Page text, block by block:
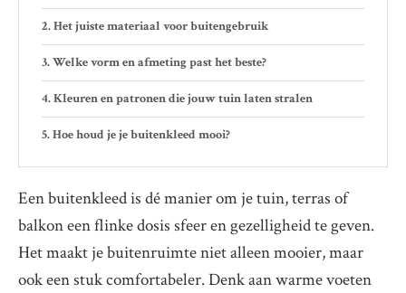
Het juiste materiaal voor buitengebruik
Welke vorm en afmeting past het beste?
Kleuren en patronen die jouw tuin laten stralen
Hoe houd je je buitenkleed mooi?
Een buitenkleed is dé manier om je tuin, terras of
balkon een flinke dosis sfeer en gezelligheid te geven.
Het maakt je buitenruimte niet alleen mooier, maar
ook een stuk comfortabeler. Denk aan warme voeten